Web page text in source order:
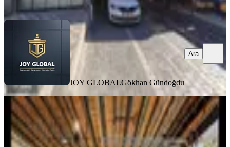
JOY GLOBALGökhan Gündoğdu
Ara
Özdilek Avm Bölgesinde Yüksek
Cirolu Franchise Coffeeshop Fırsat
Muratpaşa, Güvenlik Mahallesi